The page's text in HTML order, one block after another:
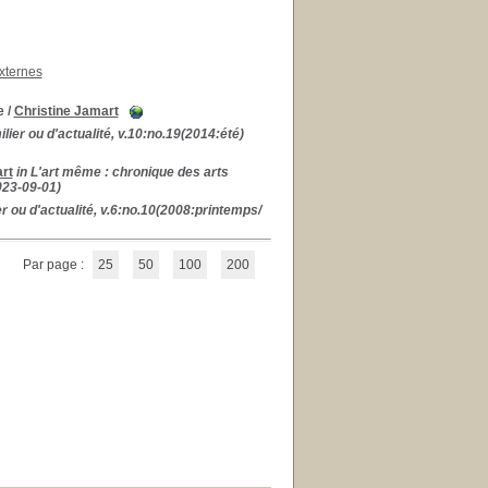
/ Christine Jamart
ou d'actualité, v.10:no.19(2014:été)
in L'art même : chronique des arts
09-01)
d'actualité, v.6:no.10(2008:printemps/
Par page : 25 50 100 200